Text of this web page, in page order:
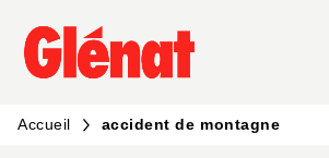
MENU RECHERCHE
PIED DE PAGE
Accueil accident de montagne